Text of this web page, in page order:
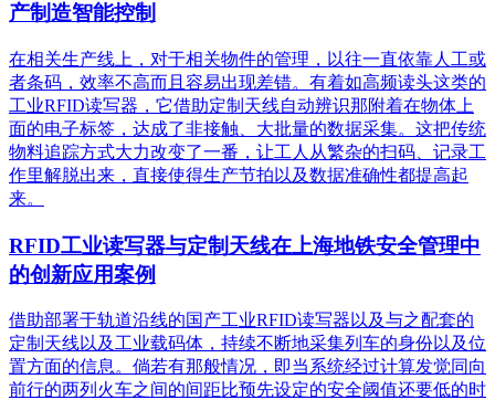
产制造智能控制
在相关生产线上，对于相关物件的管理，以往一直依靠人工或
者条码，效率不高而且容易出现差错。有着如高频读头这类的
工业RFID读写器，它借助定制天线自动辨识那附着在物体上
面的电子标签，达成了非接触、大批量的数据采集。这把传统
物料追踪方式大力改变了一番，让工人从繁杂的扫码、记录工
作里解脱出来，直接使得生产节拍以及数据准确性都提高起
来。
RFID工业读写器与定制天线在上海地铁安全管理中
的创新应用案例
借助部署于轨道沿线的国产工业RFID读写器以及与之配套的
定制天线以及工业载码体，持续不断地采集列车的身份以及位
置方面的信息。倘若有那般情况，即当系统经过计算发觉同向
前行的两列火车之间的间距比预先设定的安全阈值还要低的时